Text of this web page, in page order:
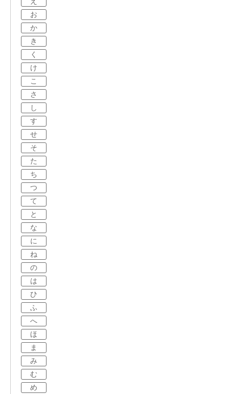
お
か
き
く
け
こ
さ
し
す
せ
そ
た
ち
つ
て
と
な
に
ね
の
は
ひ
ふ
へ
ほ
ま
み
む
め